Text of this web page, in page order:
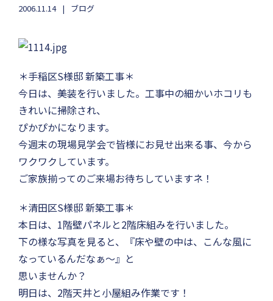
2006.11.14 ブログ
＊手稲区S様邸 新築工事＊
今日は、美装を行いました。工事中の細かいホコリも
きれいに掃除され、
ぴかぴかになります。
今週末の現場見学会で皆様にお見せ出来る事、今から
ワクワクしています。
ご家族揃ってのご来場お待ちしていますネ！
＊清田区S様邸 新築工事＊
本日は、1階壁パネルと2階床組みを行いました。
下の様な写真を見ると、『床や壁の中は、こんな風に
なっているんだなぁ〜』と
思いませんか？
明日は、2階天井と小屋組み作業です！